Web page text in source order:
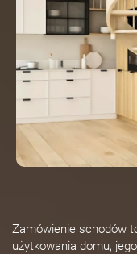
Zamówienie schodów
użytkowania domu,